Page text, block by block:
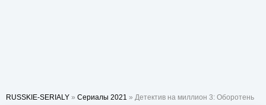
RUSSKIE-SERIALY » Сериалы 2021 » Детектив на миллион 3: Оборотень